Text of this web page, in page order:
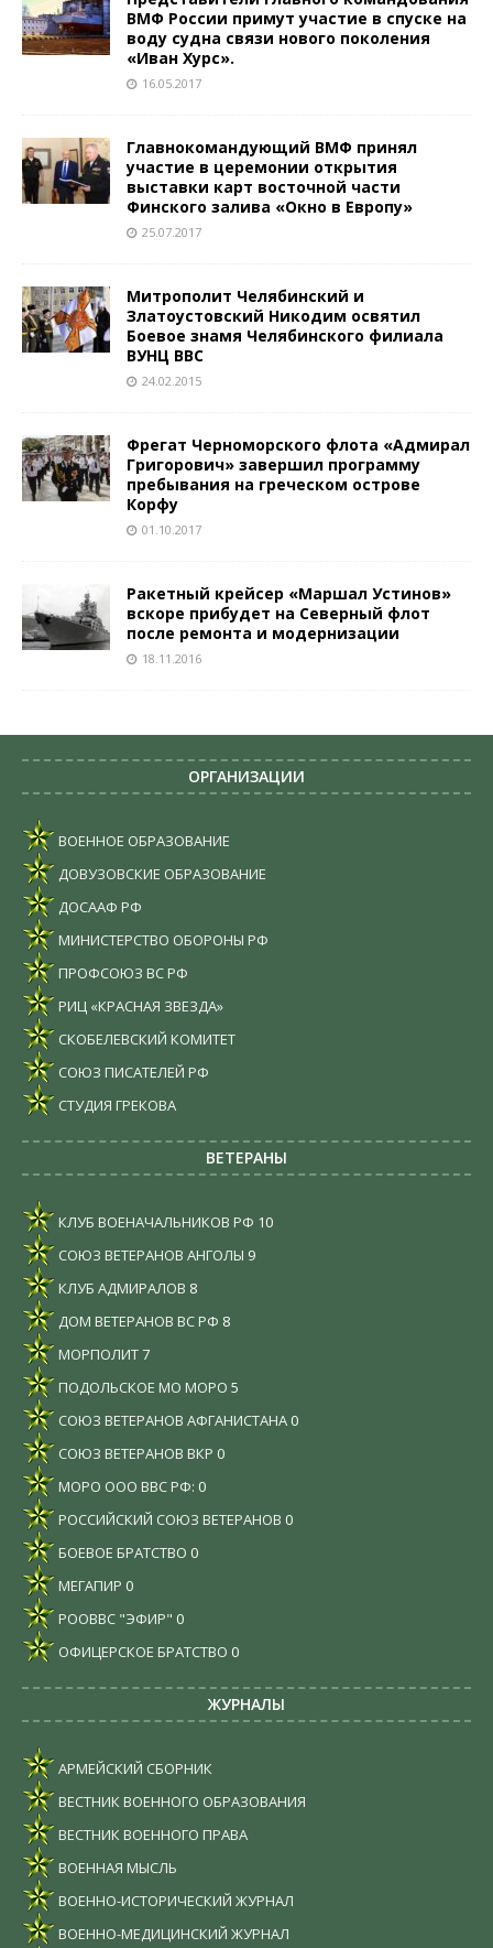
ВМФ России примут участие в спуске на
воду судна связи нового поколения
«Иван Хурс».
16.05.2017
Главнокомандующий ВМФ принял
участие в церемонии открытия
выставки карт восточной части
Финского залива «Окно в Европу»
25.07.2017
Митрополит Челябинский и
Златоустовский Никодим освятил
Боевое знамя Челябинского филиала
ВУНЦ ВВС
24.02.2015
Фрегат Черноморского флота «Адмирал
Григорович» завершил программу
пребывания на греческом острове
Корфу
01.10.2017
Ракетный крейсер «Маршал Устинов»
вскоре прибудет на Северный флот
после ремонта и модернизации
18.11.2016
ОРГАНИЗАЦИИ
ВОЕННОЕ ОБРАЗОВАНИЕ
ДОВУЗОВСКИЕ ОБРАЗОВАНИЕ
ДОСААФ РФ
МИНИСТЕРСТВО ОБОРОНЫ РФ
ПРОФСОЮЗ ВС РФ
РИЦ «КРАСНАЯ ЗВЕЗДА»
СКОБЕЛЕВСКИЙ КОМИТЕТ
СОЮЗ ПИСАТЕЛЕЙ РФ
СТУДИЯ ГРЕКОВА
ВЕТЕРАНЫ
КЛУБ ВОЕНАЧАЛЬНИКОВ РФ 10
СОЮЗ ВЕТЕРАНОВ АНГОЛЫ 9
КЛУБ АДМИРАЛОВ 8
ДОМ ВЕТЕРАНОВ ВС РФ 8
МОРПОЛИТ7
ПОДОЛЬСКОЕ МО МОРО 5
СОЮЗ ВЕТЕРАНОВ АФГАНИСТАНА 0
СОЮЗ ВЕТЕРАНОВ ВКР 0
МОРО ООО ВВС РФ: 0
РОССИЙСКИЙ СОЮЗ ВЕТЕРАНОВ 0
БОЕВОЕ БРАТСТВО 0
МЕГАПИР 0
РООВВС "ЭФИР" 0
ОФИЦЕРСКОЕ БРАТСТВО 0
ЖУРНАЛЫ
АРМЕЙСКИЙ СБОРНИК
ВЕСТНИК ВОЕННОГО ОБРАЗОВАНИЯ
ВЕСТНИК ВОЕННОГО ПРАВА
ВОЕННАЯ МЫСЛЬ
ВОЕННО-ИСТОРИЧЕСКИЙ ЖУРНАЛ
ВОЕННО-МЕДИЦИНСКИЙ ЖУРНАЛ